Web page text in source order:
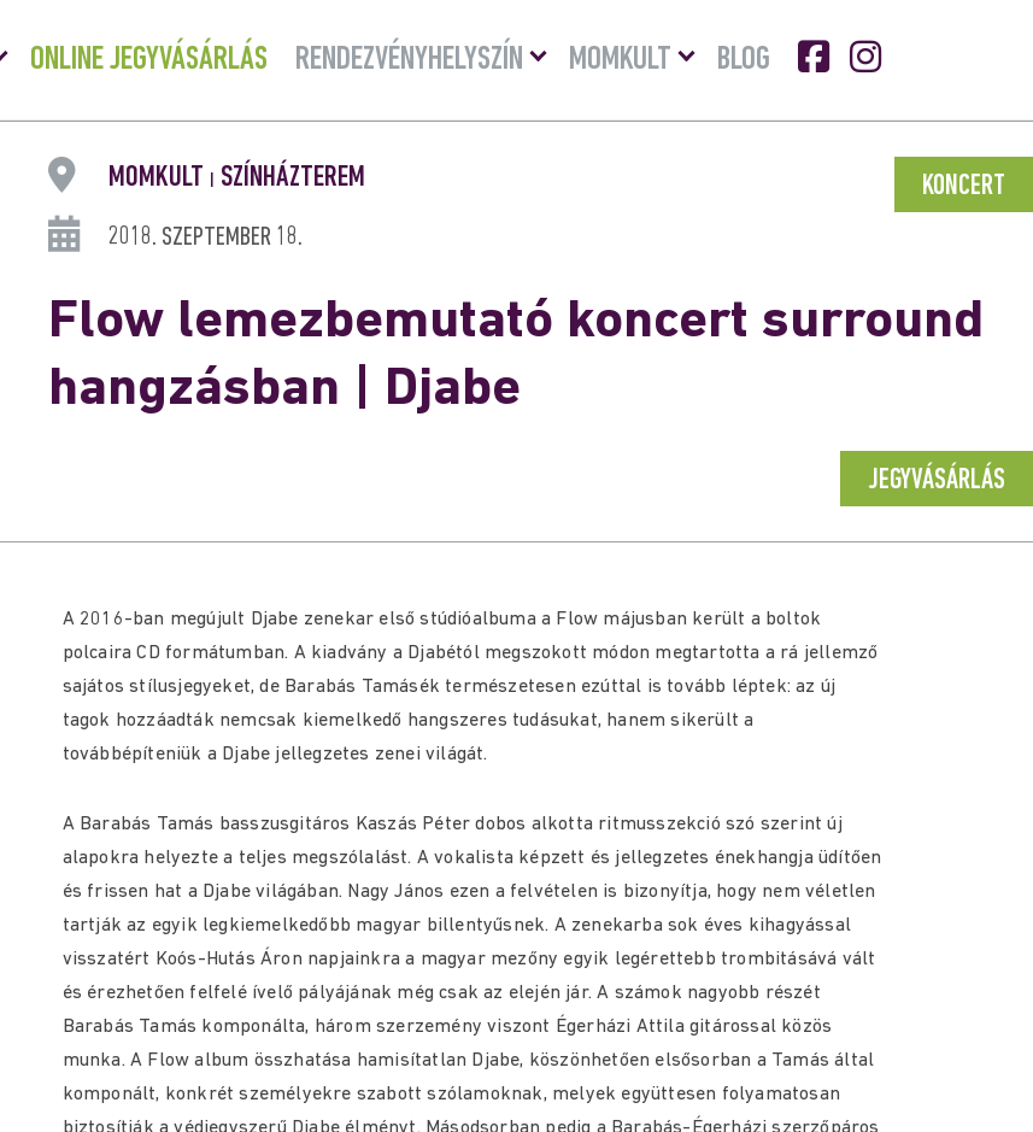
Menü
lenyitása
ONLINE JEGYVÁSÁRLÁS RENDEZVÉNYHELYSZÍN
Menü
lenyitásaMOMKULT
Menü
lenyitása
BLOG
KONCERT
MOMKULT SZÍNHÁZTEREM
2018. SZEPTEMBER 18.
Flow lemezbemutató koncert surround
hangzásban | Djabe
JEGYVÁSÁRLÁS
A 2016-ban megújult Djabe zenekar első stúdióalbuma a Flow májusban került a boltok
polcaira CD formátumban. A kiadvány a Djabétól megszokott módon megtartotta a rá jellemző
sajátos stílusjegyeket, de Barabás Tamásék természetesen ezúttal is tovább léptek: az új
tagok hozzáadták nemcsak kiemelkedő hangszeres tudásukat, hanem sikerült a
továbbépíteniük a Djabe jellegzetes zenei világát.
A Barabás Tamás basszusgitáros Kaszás Péter dobos alkotta ritmusszekció szó szerint új
alapokra helyezte a teljes megszólalást. A vokalista képzett és jellegzetes énekhangja üdítően
és frissen hat a Djabe világában. Nagy János ezen a felvételen is bizonyítja, hogy nem véletlen
tartják az egyik legkiemelkedőbb magyar billentyűsnek. A zenekarba sok éves kihagyással
visszatért Koós-Hutás Áron napjainkra a magyar mezőny egyik legérettebb trombitásává vált
és érezhetően felfelé ívelő pályájának még csak az elején jár. A számok nagyobb részét
Barabás Tamás komponálta, három szerzemény viszont Égerházi Attila gitárossal közös
munka. A Flow album összhatása hamisítatlan Djabe, köszönhetően elsősorban a Tamás által
komponált, konkrét személyekre szabott szólamoknak, melyek együttesen folyamatosan